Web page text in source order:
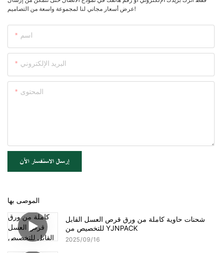
عرض أسعار مجاني لنا لمجموعة واسعة من التصاميم!
اسم
البريد الإلكتروني
المحتوى
إرسال الاستفسار الآن
الموصى بها
شحنات حاوية كاملة من ورق قرص العسل القابل
للتخصيص من YJNPACK
2025 09 16